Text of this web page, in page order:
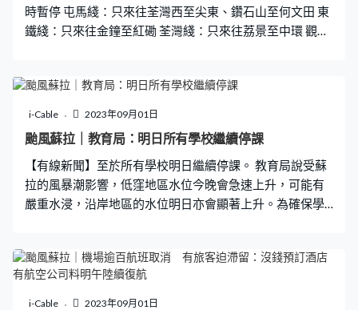
時暫停 屯馬綫：只來往荃灣西至尖東、鑽石山至何文田 東
鐵綫：只來往金鐘至紅磡 荃灣綫：只來往荔景至中環 觀塘
香港站 迪士尼綫 暫停服務 機場快綫 暫停服務 輕鐵：暫停
服務 港鐵巴士：暫停服務 高速鐵路：暫停服務
i-Cable 2023年09月01日
颱風蘇拉｜教育局：明日所有學校繼續停課
【有線新聞】至於所有學校明日繼續停課。 教育局說受蘇
拉的風暴潮影響，低窪地區水位今晚會急速上升，可能有
嚴重水浸，沿岸地區的水位明日亦會顯著上升。為確保學
i-Cable 2023年09月01日